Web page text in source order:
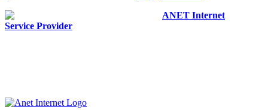
ANET Internet
Service Provider